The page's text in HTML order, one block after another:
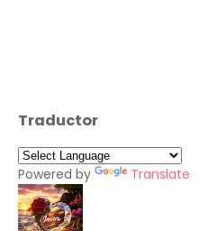
Traductor
Powered by Translate